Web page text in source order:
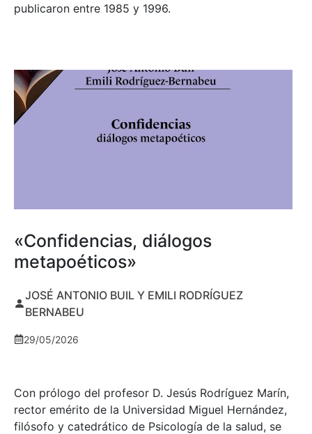
publicaron entre 1985 y 1996.
«Confidencias, diálogos
metapoéticos»
JOSÉ ANTONIO BUIL Y EMILI RODRÍGUEZ
BERNABEU
29/05/2026
Con prólogo del profesor D. Jesús Rodríguez Marín,
rector emérito de la Universidad Miguel Hernández,
filósofo y catedrático de Psicología de la salud, se